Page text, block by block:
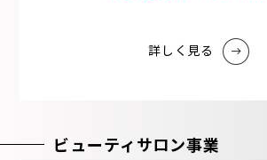
詳しく⾒る
ビューティサロン事業